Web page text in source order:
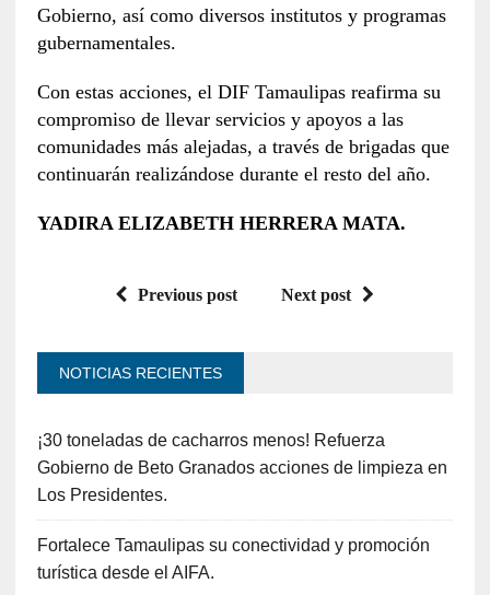
Gobierno, así como diversos institutos y programas
gubernamentales.
Con estas acciones, el DIF Tamaulipas reafirma su
compromiso de llevar servicios y apoyos a las
comunidades más alejadas, a través de brigadas que
continuarán realizándose durante el resto del año.
YADIRA ELIZABETH HERRERA MATA.
Previous post Next post
NOTICIAS RECIENTES
¡30 toneladas de cacharros menos! Refuerza
Gobierno de Beto Granados acciones de limpieza en
Los Presidentes.
Fortalece Tamaulipas su conectividad y promoción
turística desde el AIFA.